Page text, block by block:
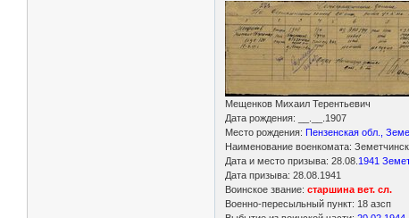
Мещенков Михаил Терентьевич
Дата рождения: __.__.1907
Место рождения:Пензенская обл.,
Наименование военкомата:
Дата и место призыва: 28.08. 1941
Дата призыва: 28.08.1941
Воинское звание: старшина вет. сл.
Военно-пересыльный пункт: 18 азсп